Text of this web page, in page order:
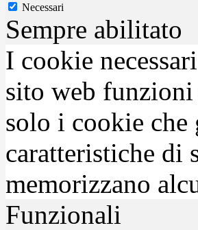
Necessari
Sempre abilitato
I cookie
sito web funzioni
solo i cookie che
caratteristiche di
memorizzano
Funzionali